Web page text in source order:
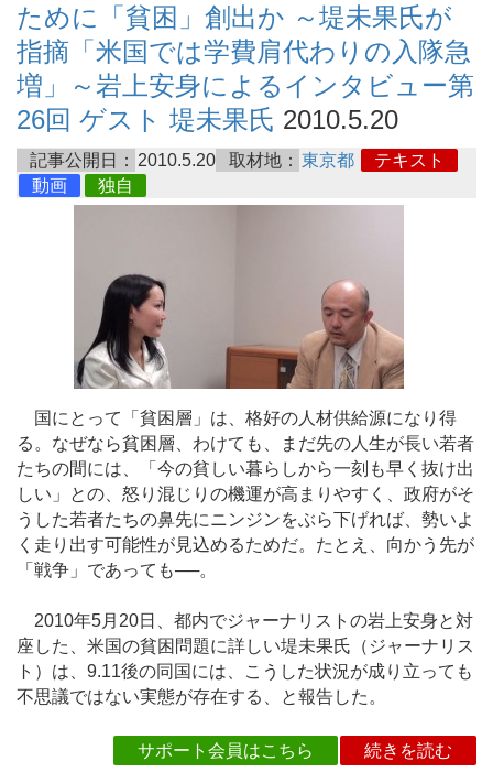
ために「貧困」創出か ～堤未果氏が
指摘「米国では学費肩代わりの入隊急
増」～岩上安身によるインタビュー第
26回 ゲスト 堤未果氏 2010.5.20
記事公開日： 2010.5.20 取材地： 東京都
テキスト
動画
独自
国にとって「貧困層」は、格好の人材供給源になり得
る。なぜなら貧困層、わけても、まだ先の人生が長い若者
たちの間には、「今の貧しい暮らしから一刻も早く抜け出
しい」との、怒り混じりの機運が高まりやすく、政府がそ
うした若者たちの鼻先にニンジンをぶら下げれば、勢いよ
く走り出す可能性が見込めるためだ。たとえ、向かう先が
「戦争」であっても──。
2010年5月20日、都内でジャーナリストの岩上安身と対
座した、米国の貧困問題に詳しい堤未果氏（ジャーナリス
ト）は、9.11後の同国には、こうした状況が成り立っても
不思議ではない実態が存在する、と報告した。
サポート会員はこちら 続きを読む